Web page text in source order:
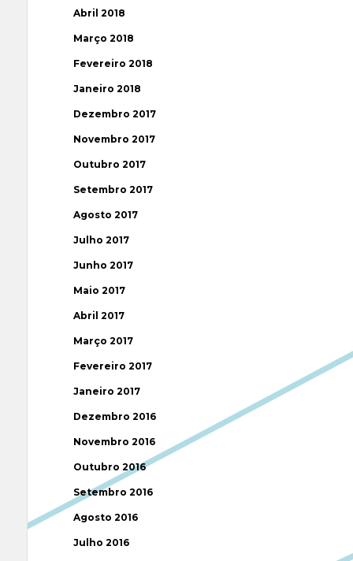
Abril 2018
Março 2018
Fevereiro 2018
Janeiro 2018
Dezembro 2017
Novembro 2017
Outubro 2017
Setembro 2017
Agosto 2017
Julho 2017
Junho 2017
Maio 2017
Abril 2017
Março 2017
Fevereiro 2017
Janeiro 2017
Dezembro 2016
Novembro 2016
Outubro 2016
Setembro 2016
Agosto 2016
Julho 2016